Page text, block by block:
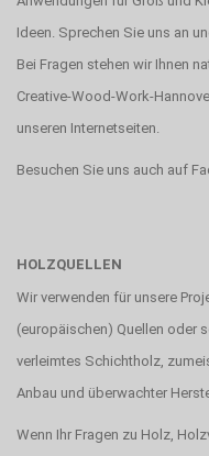
Ideen. Sprechen Sie uns an
Bei Fragen stehen wir Ihnen
Creative-Wood-Work-
unseren Internetseiten.
Besuchen Sie uns auch auf
HOLZQUELLEN
Wir verwenden für unsere
(europäischen) Quellen oder
verleimtes Schichtholz,
Anbau und überwachter
Wenn Ihr Fragen zu Holz,